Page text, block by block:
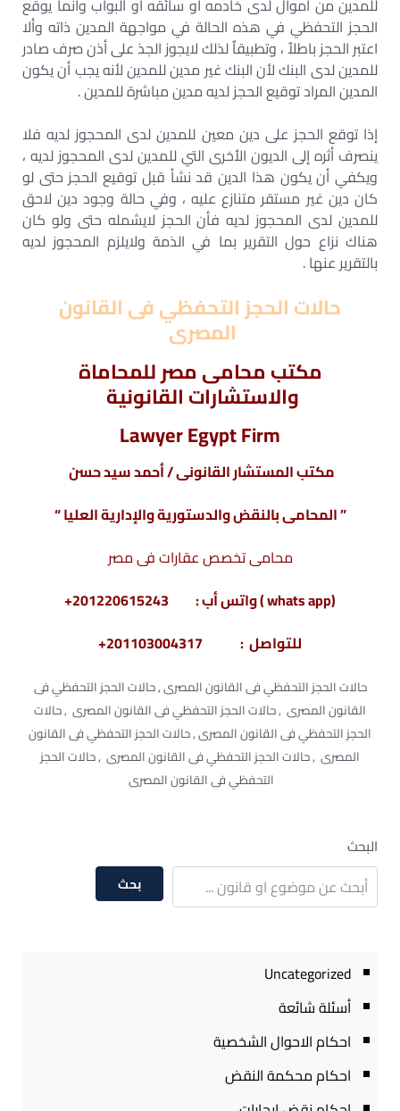
للمدين من أموال لدى خادمه أو سائقه أو البواب وأنما يوقع
الحجز التحفظي في هذه الحالة في مواجهة المدين ذاته وألا
اعتبر الحجز باطلاٌ ، وتطبيقاٌ لذلك لايجوز الجذ على أذن صرف صادر
للمدين لدى البنك لأن البنك غير مدين للمدين لأنه يجب أن يكون
المدين المراد توقيع الحجز لديه مدين مباشرة للمدين .
إذا توقع الحجز على دين معين للمدين لدى المحجوز لديه فلا
ينصرف أثره إلى الديون الأخرى التي للمدين لدى المحجوز لديه ،
ويكفي أن يكون هذا الدين قد نشأ قبل توقيع الحجز حتى لو
كان دين غير مستقر متنازع عليه ، وفي حالة وجود دين لاحق
للمدين لدى المحجوز لديه فأن الحجز لايشمله حتى ولو كان
هناك نزاع حول التقرير بما في الذمة ولايلزم المحجوز لديه
بالتقرير عنها .
حالات الحجز التحفظي فى القانون
المصرى
مكتب محامى مصر للمحاماة
والاستشارات القانونية
Lawyer Egypt Firm
مكتب المستشار القانونى / أحمد سيد حسن
” المحامى بالنقض والدستورية والإدارية العليا “
محامى تخصص عقارات فى مصر
(whats app ) واتس أب : 201220615243+
للتواصل : 201103004317+
حالات الحجز التحفظي فى القانون المصرى , حالات الحجز التحفظي فى
القانون المصرى , حالات الحجز التحفظي فى القانون المصرى , حالات
الحجز التحفظي فى القانون المصرى , حالات الحجز التحفظي فى القانون
المصرى , حالات الحجز التحفظي فى القانون المصرى , حالات الحجز
التحفظي فى القانون المصرى
البحث
بحث
Uncategorized
أسئلة شائعة
احكام الاحوال الشخصية
احكام محكمة النقض